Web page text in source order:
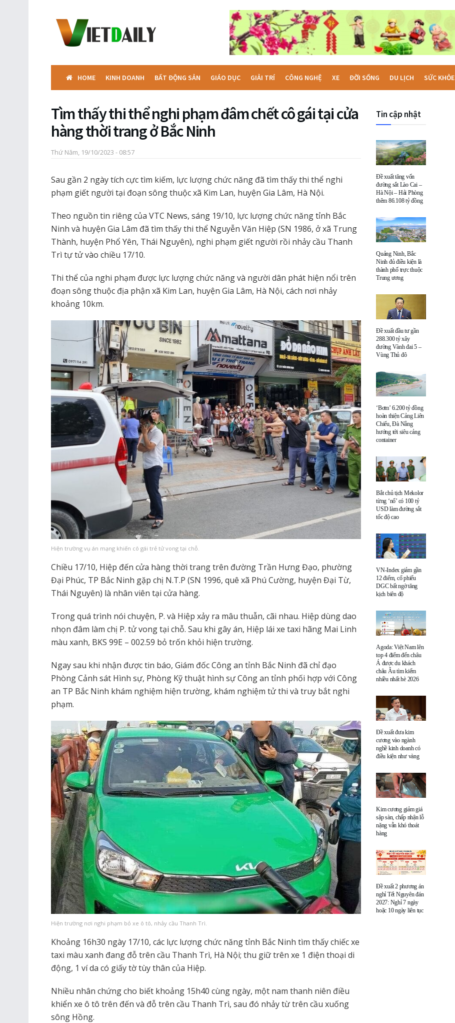
HOME KINH DOANH BẤT ĐỘNG SẢN GIÁO DỤC GIẢI TRÍ CÔNG NGHỆ XE ĐỜI SỐNG DU LỊCH SỨC KHỎE
Tìm thấy thi thể nghi phạm đâm chết cô gái tại cửa
hàng thời trang ở Bắc Ninh
Thứ Năm, 19/10/2023 - 08:57
Sau gần 2 ngày tích cực tìm kiếm, lực lượng chức năng đã tìm thấy thi thể nghi
phạm giết người tại đoạn sông thuộc xã Kim Lan, huyện Gia Lâm, Hà Nội.
Theo nguồn tin riêng của VTC News, sáng 19/10, lực lượng chức năng tỉnh Bắc
Ninh và huyện Gia Lâm đã tìm thấy thi thể Nguyễn Văn Hiệp (SN 1986, ở xã Trung
Thành, huyện Phổ Yên, Thái Nguyên), nghi phạm giết người rồi nhảy cầu Thanh
Trì tự tử vào chiều 17/10.
Thi thể của nghi phạm được lực lượng chức năng và người dân phát hiện nổi trên
đoạn sông thuộc địa phận xã Kim Lan, huyện Gia Lâm, Hà Nội, cách nơi nhảy
khoảng 10km.
Hiện trường vụ án mạng khiến cô gái trẻ tử vong tại chỗ.
Chiều 17/10, Hiệp đến cửa hàng thời trang trên đường Trần Hưng Đạo, phường
Đại Phúc, TP Bắc Ninh gặp chị N.T.P (SN 1996, quê xã Phú Cường, huyện Đại Từ,
Thái Nguyên) là nhân viên tại cửa hàng.
Trong quá trình nói chuyện, P. và Hiệp xảy ra mâu thuẫn, cãi nhau. Hiệp dùng dao
nhọn đâm làm chị P. tử vong tại chỗ. Sau khi gây án, Hiệp lái xe taxi hãng Mai Linh
màu xanh, BKS 99E – 002.59 bỏ trốn khỏi hiện trường.
Ngay sau khi nhận được tin báo, Giám đốc Công an tỉnh Bắc Ninh đã chỉ đạo
Phòng Cảnh sát Hình sự, Phòng Kỹ thuật hình sự Công an tỉnh phối hợp với Công
an TP Bắc Ninh khám nghiệm hiện trường, khám nghiệm tử thi và truy bắt nghi
phạm.
Hiện trường nơi nghi phạm bỏ xe ô tô, nhảy cầu Thanh Trì.
Khoảng 16h30 ngày 17/10, các lực lượng chức năng tỉnh Bắc Ninh tìm thấy chiếc xe
taxi màu xanh đang đỗ trên cầu Thanh Trì, Hà Nội; thu giữ trên xe 1 điện thoại di
động, 1 ví da có giấy tờ tùy thân của Hiệp.
Nhiều nhân chứng cho biết khoảng 15h40 cùng ngày, một nam thanh niên điều
khiển xe ô tô trên đến và đỗ trên cầu Thanh Trì, sau đó nhảy từ trên cầu xuống
sông Hồng.
Tin cập nhật
Đề xuất tăng vốn
đường sắt Lào Cai –
Hà Nội – Hải Phòng
thêm 86.108 tỷ đồng
Quảng Ninh, Bắc
Ninh đủ điều kiện là
thành phố trực thuộc
Trung ương
Đề xuất đầu tư gần
288.300 tỷ xây
đường Vành đai 5 –
Vùng Thủ đô
‘Bơm’ 6.200 tỷ đồng
hoàn thiện Cảng Liên
Chiểu, Đà Nẵng
hướng tới siêu cảng
container
Bắt chủ tịch Mekolor
từng ‘nổ’ có 100 tỷ
USD làm đường sắt
tốc độ cao
VN-Index giảm gần
12 điểm, cổ phiếu
DGC bất ngờ tăng
kịch biên độ
Agoda: Việt Nam lên
top 4 điểm đến châu
Á được du khách
châu Âu tìm kiếm
nhiều nhất hè 2026
Đề xuất đưa kim
cương vào ngành
nghề kinh doanh có
điều kiện như vàng
Kim cương giảm giá
sập sàn, chấp nhận lỗ
nặng vẫn khó thoát
hàng
Đề xuất 2 phương án
nghỉ Tết Nguyên đán
2027: Nghỉ 7 ngày
hoặc 10 ngày liên tục